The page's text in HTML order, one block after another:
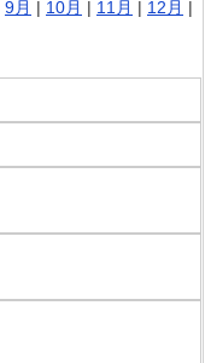
9月 | 10月 | 11月 | 12月 |